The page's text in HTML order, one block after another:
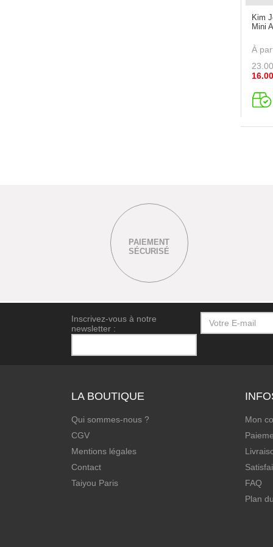
Kim
Mini
À
23.00
16.00
PAIEMENT
SÉCURISÉ
Inscrivez-vous à notre
newsletter :
LA BOUTIQUE
Qui sommes-nous ?
CGV
Mentions légales
Contact
Taiyou Paris
Mon
FAQ
Plan